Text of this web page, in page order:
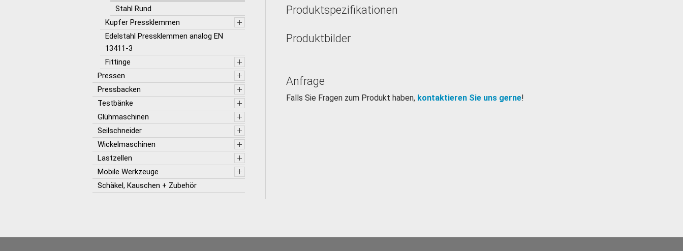
Stahl Rund
Kupfer Pressklemmen
+
Edelstahl Pressklemmen analog EN
13411-3
Fittinge
+
Pressen +
Pressbacken +
Testbänke +
Glühmaschinen +
Seilschneider +
Wickelmaschinen +
Lastzellen +
Mobile Werkzeuge +
Schäkel, Kauschen + Zubehör
Produktspezifikationen
Produktbilder
Anfrage
Falls Sie Fragen zum Produkt haben, kontaktieren Sie uns gerne!